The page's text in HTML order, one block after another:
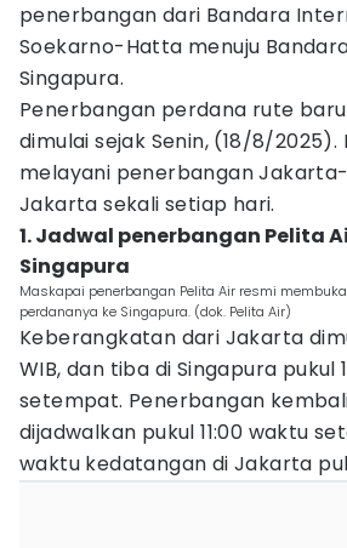
penerbangan dari Bandara
Soekarno-Hatta menuju
Singapura.
Penerbangan perdana rute
dimulai sejak Senin, (18/8/2025).
melayani penerbangan
Jakarta sekali setiap hari.
1. Jadwal penerbangan Pelita
Singapura
Maskapai penerbangan Pelita Air resmi
perdananya ke Singapura. (dok. Pelita Air)
Keberangkatan dari Jakarta
WIB, dan tiba di Singapura pukul
setempat. Penerbangan
dijadwalkan pukul 11:00 waktu
waktu kedatangan di Jakarta